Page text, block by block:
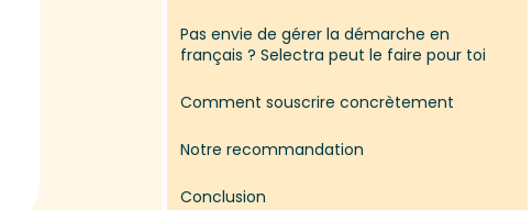
Pas envie de gérer la démarche en
français ? Selectra peut le faire pour toi
Comment souscrire concrètement
Notre recommandation
Conclusion